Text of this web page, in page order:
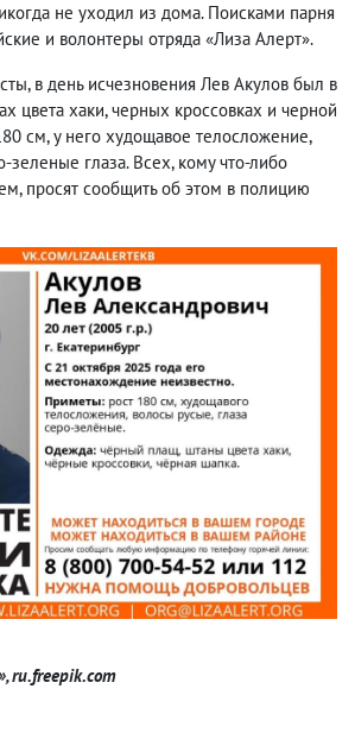
не уходил из дома. Поисками парня
и волонтеры отряда «Лиза Алерт».
в день исчезновения Лев Акулов был в
цвета хаки, черных кроссовках и черной
см, у него худощавое телосложение,
зеленые глаза. Всех, кому что-либо
просят сообщить об этом в полицию
ru.freepik.com